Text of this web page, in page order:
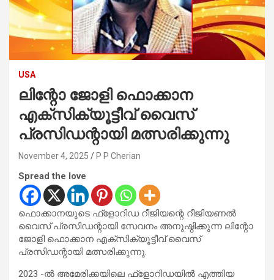
USA
ലിന്റോ ജോളി ഫൊക്കാന
എക്‌സിക്യൂട്ടീവ് വൈസ്
പ്രസിഡന്റായി മത്സരിക്കുന്നു
November 4, 2025 P P Cherian
Spread the love
ഫൊക്കാനയുടെ ഫ്‌ളോറിഡ റീജിയന്റെ റീജിയണല്‍
വൈസ് പ്രസിഡന്റായി സേവനം അനുഷ്ഠിക്കുന്ന ലിന്റോ
ജോളി ഫൊക്കാന എക്‌സിക്യൂട്ടീവ് വൈസ്
പ്രസിഡന്റായി മത്സരിക്കുന്നു.
2023 -ല്‍ അമേരിക്കയിലെ ഫ്‌ളോറിഡയില്‍ എത്തിയ